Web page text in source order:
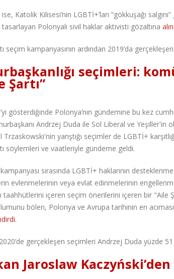
ise, Katolik Kilisesi’nin LGBTİ+’ları “gökkuşağı
Polonyalı sivil haklar aktivisti gözaltına
seçim kampanyasının ardından 2019’da
seçimleri:
Şartı”
gösterdiğinde Polonya’nın gündemine bu kez
Andrzej Duda ile Sol Liberal ve Yeşiller'in
Trzaskowski'nin yarıştığı seçimler de LGBTİ+
söylemleri ve vaatleriyle gündeme geldi.
sırasında LGBTİ+ haklarının
evlenmelerinin veya evlat edinmelerinin
taahhütlerini içeren seçim önerilerini içeren bir "Aile
bölen, Polonya ve Avrupa tarihinin en
gerçekleşen seçimleri Andrzej Duda yüzde 51
Jaroslaw